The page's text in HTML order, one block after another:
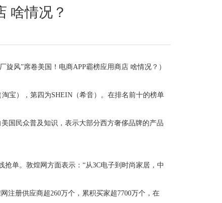
啥情况？
旋风”席卷美国！电商APP霸榜应用商店 啥情况？）
宝），第四为SHEIN（希音）。在排名前十的榜单
国民众普及知识，表示大部分西方奢侈品牌的产品
单。敦煌网方面表示：“从3C电子到时尚家居，中
注册供应商超260万个，累积买家超7700万个，在